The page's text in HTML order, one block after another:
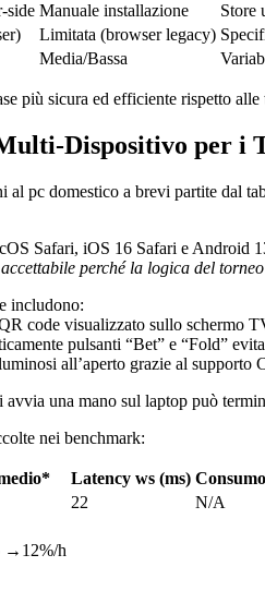
Manuale installazione
Store
Limitata (browser legacy)
Media/Bassa
più sicura ed efficiente rispetto
per i
al pc domestico a brevi partite dal
Safari, iOS 16 Safari e Android
perché la logica del
includono:
code visualizzato sullo schermo
pulsanti “Bet” e “Fold”
all’aperto grazie al supporto
una mano sul laptop può
nei benchmark:
Latency ws (ms)
22
N/A
h